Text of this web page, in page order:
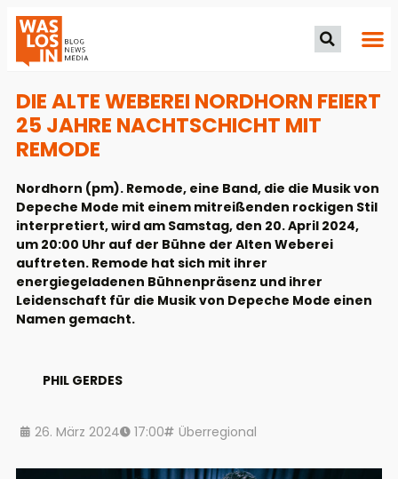
DIE ALTE WEBEREI NORDHORN FEIERT
25 JAHRE NACHTSCHICHT MIT
REMODE
Nordhorn (pm). Remode, eine Band, die die Musik von
Depeche Mode mit einem mitreißenden rockigen Stil
interpretiert, wird am Samstag, den 20. April 2024,
um 20:00 Uhr auf der Bühne der Alten Weberei
auftreten. Remode hat sich mit ihrer
energiegeladenen Bühnenpräsenz und ihrer
Leidenschaft für die Musik von Depeche Mode einen
Namen gemacht.
PHIL GERDES
26. März 2024 17:00 Überregional